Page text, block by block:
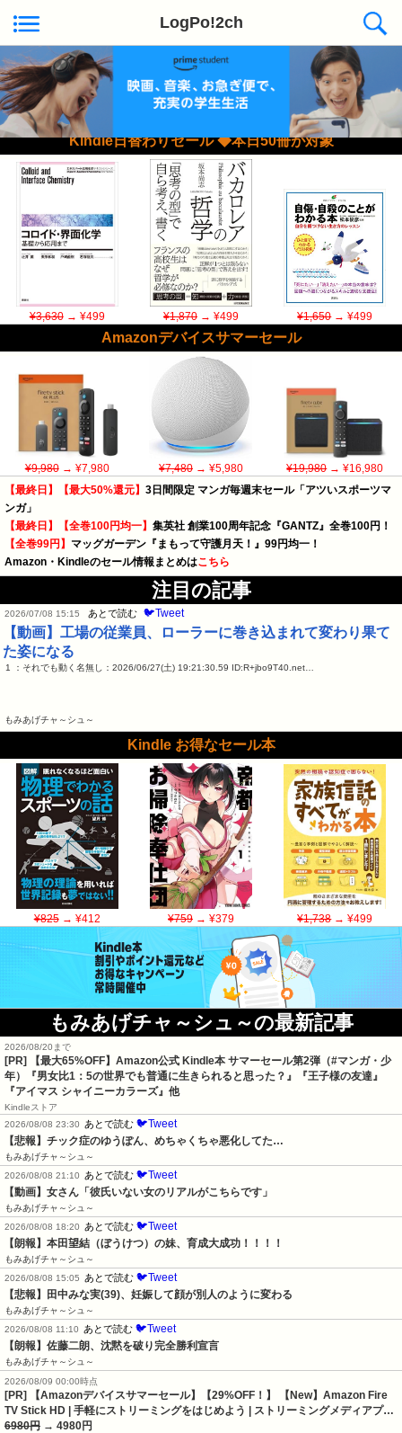
LogPo!2ch
Kindle日替わりセール ◆本日50冊が対象
¥3,630→ ¥499 ¥1,870→ ¥499 ¥1,650→ ¥499
Amazonデバイスサマーセール
¥9,980→ ¥7,980 ¥7,480→ ¥5,980 ¥19,980→ ¥16,980
【最終日】【最大50%還元】 3日間限定 マンガ毎週末セール「アツいスポーツマ
ンガ」
【最終日】【全巻100円均一】 集英社 創業100周年記念『GANTZ』全巻100円！
【全巻99円】 マッグガーデン『まもって守護月天！』99円均一！
Amazon・Kindleのセール情報まとめはこちら
注目の記事
2026/07/08 15:15 あとで読む 🐦Tweet
【動画】工場の従業員、ローラーに巻き込まれて変わり果て
た姿になる
1 ：それでも動く名無し：2026/06/27(土) 19:21:30.59 ID:R+jbo9T40.net…
もみあげチャ～シュ～
Kindle お得なセール本
¥825→ ¥412 ¥759→ ¥379 ¥1,738→ ¥499
もみあげチャ～シュ～の最新記事
2026/08/20まで
[PR]
【最大65%OFF】Amazon公式 Kindle本 サマーセール第2弾（#マンガ・少
年）『男女比1：5の世界でも普通に生きられると思った？』『王子様の友達』
『アイマス シャイニーカラーズ』他
Kindleストア
2026/08/08 23:30
あとで読む 🐦Tweet
【悲報】チック症のゆうぽん、めちゃくちゃ悪化してた…
もみあげチャ～シュ～
2026/08/08 21:10
あとで読む 🐦Tweet
【動画】女さん「彼氏いない女のリアルがこちらです」
もみあげチャ～シュ～
2026/08/08 18:20
あとで読む 🐦Tweet
【朗報】本田望結（ぼうけつ）の妹、育成大成功！！！！
もみあげチャ～シュ～
2026/08/08 15:05
あとで読む 🐦Tweet
【悲報】田中みな実(39)、妊娠して顔が別人のように変わる
もみあげチャ～シュ～
2026/08/08 11:10
あとで読む 🐦Tweet
【朗報】佐藤二朗、沈黙を破り完全勝利宣言
もみあげチャ～シュ～
2026/08/09 00:00時点
[PR] 【Amazonデバイスサマーセール】【29%OFF！】 【New】Amazon Fire
TV Stick HD | 手軽にストリーミングをはじめよう | ストリーミングメディアプ…
6980円 → 4980円